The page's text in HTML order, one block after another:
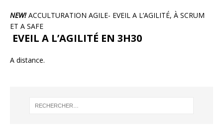
NEW!ACCULTURATION AGILE- EVEIL A L’AGILITÉ, À SCRUM
ET A SAFE
EVEIL A L’AGILITÉ EN 3H30
A distance.